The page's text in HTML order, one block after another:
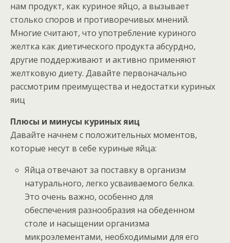
нам продукт, как куриное яйцо, а вызывает
столько споров и противоречивых мнений.
Многие считают, что употребление куриного
желтка как диетического продукта абсурдно,
другие поддерживают и активно применяют
желтковую диету. Давайте первоначально
рассмотрим преимущества и недостатки куриных
яиц
Плюсы и минусы куриных яиц
Давайте начнем с положительных моментов,
которые несут в себе куриные яйца:
Яйца отвечают за поставку в организм
натурального, легко усваиваемого белка.
Это очень важно, особенно для
обеспечения разнообразия на обеденном
столе и насыщении организма
микроэлементами, необходимыми для его